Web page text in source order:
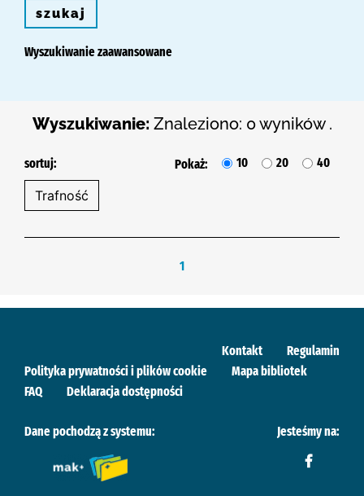
szukaj
Wyszukiwanie zaawansowane
Wyszukiwanie: Znaleziono: 0 wyników .
sortuj: Pokaż: 10 20 40
1
Kontakt
Regulamin
Polityka prywatności i plików cookie
Mapa bibliotek
FAQ
Deklaracja dostępności
Dane pochodzą z systemu: Jesteśmy na: